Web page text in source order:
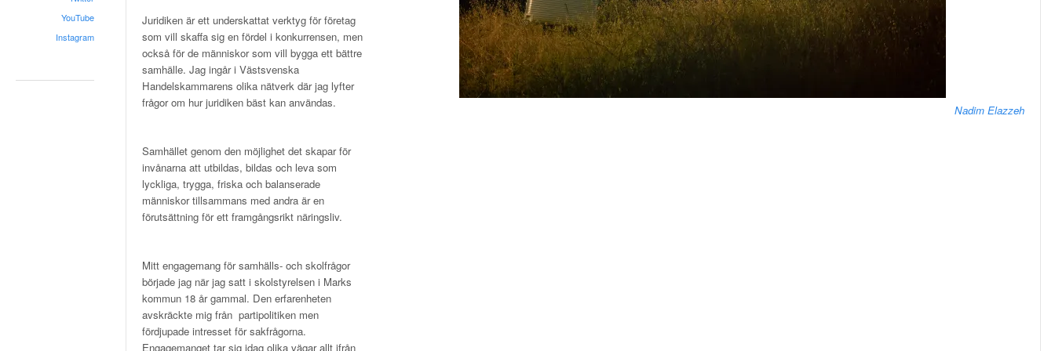
YouTube
Instagram
Juridiken är ett underskattat verktyg för företag
som vill skaffa sig en fördel i konkurrensen, men
också för de människor som vill bygga ett bättre
samhälle. Jag ingår i Västsvenska
Handelskammarens olika nätverk där jag lyfter
frågor om hur juridiken bäst kan användas.
Samhället genom den möjlighet det skapar för
invånarna att utbildas, bildas och leva som
lyckliga, trygga, friska och balanserade
människor tillsammans med andra är en
förutsättning för ett framgångsrikt näringsliv.
Mitt engagemang för samhälls- och skolfrågor
började jag när jag satt i skolstyrelsen i Marks
kommun 18 år gammal. Den erfarenheten
avskräckte mig från partipolitiken men
fördjupade intresset för sakfrågorna.
Engagemanget tar sig idag olika vägar allt ifrån
Nadim Elazzeh